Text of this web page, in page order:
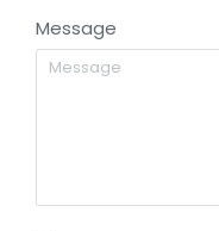
Message